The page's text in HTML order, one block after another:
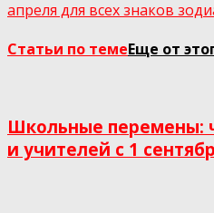
апреля для всех знаков
Статьи по темеЕще от
Школьные перемены:
и учителей с 1